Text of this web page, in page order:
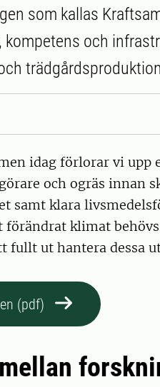
som kallas
kompetens och
idag förlorar vi upp
och ogräs innan
samt klara
klimat
ut hantera dessa
(pdf)